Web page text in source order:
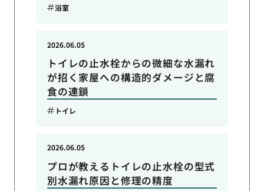
浴室
トイレの止水栓からの微細な水漏れ
が招く家屋への構造的ダメージと腐
食の連鎖
2026.06.05
トイレ
プロが教えるトイレの止水栓の型式
別水漏れ原因と修理の精度
2026.06.05